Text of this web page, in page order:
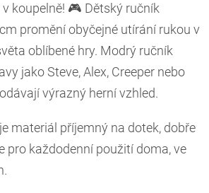
koupelně! 🎮 Dětský ručník
promění obyčejné utírání rukou v
oblíbené hry. Modrý ručník
jako Steve, Alex, Creeper nebo
výrazný herní vzhled.
materiál příjemný na dotek, dobře
pro každodenní použití doma, ve